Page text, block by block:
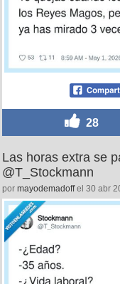
28
Las horas extra se
@T_Stockmann
por mayodemadoffel 30 abr